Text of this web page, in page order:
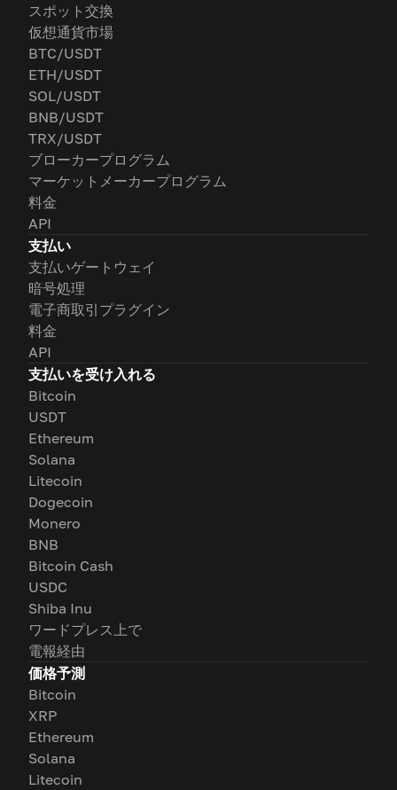
スポット交換
仮想通貨市場
BTC/USDT
ETH/USDT
SOL/USDT
BNB/USDT
TRX/USDT
ブローカープログラム
マーケットメーカープログラム
料金
API
支払い
支払いゲートウェイ
暗号処理
電子商取引プラグイン
料金
API
支払いを受け入れる
Bitcoin
USDT
Ethereum
Solana
Litecoin
Dogecoin
Monero
BNB
Bitcoin Cash
USDC
Shiba Inu
ワードプレス上で
電報経由
価格予測
Bitcoin
XRP
Ethereum
Solana
Litecoin